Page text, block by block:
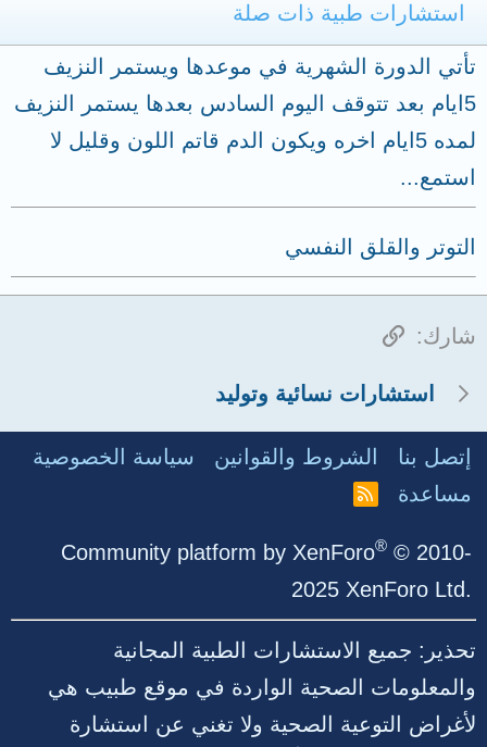
استشارات طبية ذات صلة
تأتي الدورة الشهرية في موعدها ويستمر النزيف
5ايام بعد تتوقف اليوم السادس بعدها يستمر النزيف
لمده 5ايام اخره ويكون الدم قاتم اللون وقليل لا
استمع...
التوتر والقلق النفسي
شارك: الرابط
استشارات نسائية وتوليد
إتصل بنا الشروط والقوانين
سياسة الخصوصية
مساعدة
R
Community platform by XenForo® © 2010-
2025 XenForo Ltd.
تحذير: جميع الاستشارات الطبية المجانية
والمعلومات الصحية الواردة في موقع طبيب هي
لأغراض التوعية الصحية ولا تغني عن استشارة